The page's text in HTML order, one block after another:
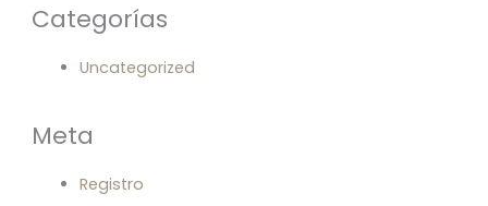
Categorías
Uncategorized
Meta
Registro